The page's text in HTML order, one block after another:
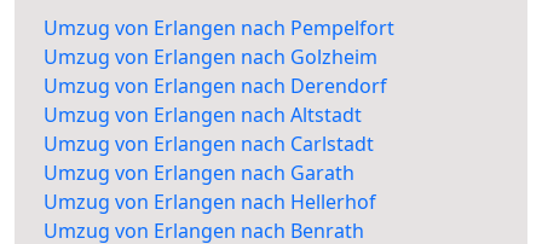
Umzug von Erlangen nach Pempelfort
Umzug von Erlangen nach Golzheim
Umzug von Erlangen nach Derendorf
Umzug von Erlangen nach Altstadt
Umzug von Erlangen nach Carlstadt
Umzug von Erlangen nach Garath
Umzug von Erlangen nach Hellerhof
Umzug von Erlangen nach Benrath